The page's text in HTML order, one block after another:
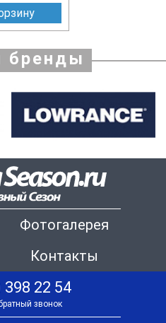
бренды
Фотогалерея
Контакты
398 22 54
звонок